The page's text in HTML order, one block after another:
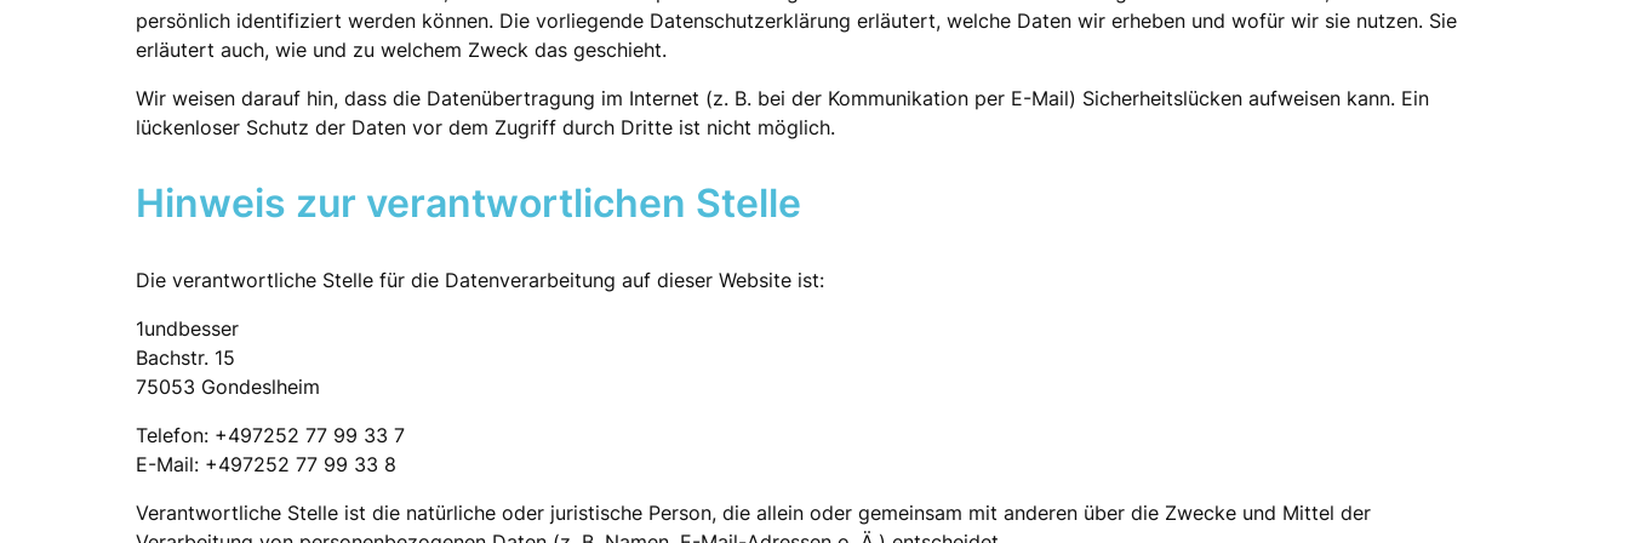
persönlich identifiziert werden können. Die vorliegende Datenschutzerklärung erläutert, welche Daten wir erheben und wofür wir sie nutzen. Sie
erläutert auch, wie und zu welchem Zweck das geschieht.
Wir weisen darauf hin, dass die Datenübertragung im Internet (z. B. bei der Kommunikation per E-Mail) Sicherheitslücken aufweisen kann. Ein
lückenloser Schutz der Daten vor dem Zugriff durch Dritte ist nicht möglich.
Hinweis zur verantwortlichen Stelle
Die verantwortliche Stelle für die Datenverarbeitung auf dieser Website ist:
1undbesser
Bachstr. 15
75053 Gondeslheim
Telefon: +497252 77 99 33 7
E-Mail: +497252 77 99 33 8
Verantwortliche Stelle ist die natürliche oder juristische Person, die allein oder gemeinsam mit anderen über die Zwecke und Mittel der